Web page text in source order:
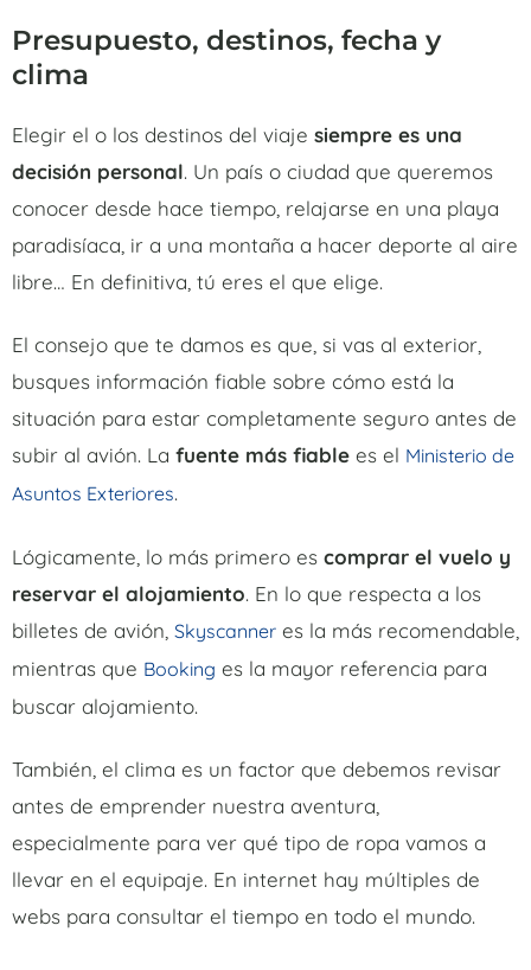
Presupuesto, destinos, fecha y
clima
Elegir el o los destinos del viaje siempre es una
decisión personal. Un país o ciudad que queremos
conocer desde hace tiempo, relajarse en una playa
paradisíaca, ir a una montaña a hacer deporte al aire
libre… En definitiva, tú eres el que elige.
El consejo que te damos es que, si vas al exterior,
busques información fiable sobre cómo está la
situación para estar completamente seguro antes de
subir al avión. La fuente más fiable es el Ministerio de
Asuntos Exteriores.
Lógicamente, lo más primero es comprar el vuelo y
reservar el alojamiento. En lo que respecta a los
billetes de avión, Skyscanner es la más recomendable,
mientras que Booking es la mayor referencia para
buscar alojamiento.
También, el clima es un factor que debemos revisar
antes de emprender nuestra aventura,
especialmente para ver qué tipo de ropa vamos a
llevar en el equipaje. En internet hay múltiples de
webs para consultar el tiempo en todo el mundo.